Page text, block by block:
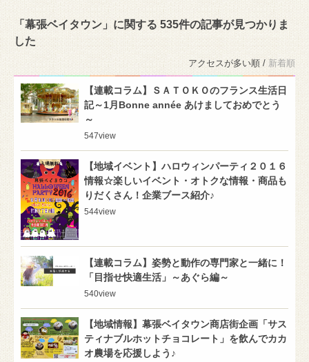
「幕張ベイタウン」に関する 535件の記事が見つかりま
した
アクセスが多い順 / 新着順
【連載コラム】ＳＡＴＯＫＯのフランス生活日
記～1月Bonne année あけましておめでとう
～
547view
【地域イベント】ハロウィンパーティ２０１６
情報☆楽しいイベント・オトクな情報・商品も
りだくさん！企業ブース紹介♪
544view
【連載コラム】姿勢と動作の専門家と一緒に！
「目指せ快適生活」～あぐら編～
540view
【地域情報】幕張ベイタウン商店街企画「サス
ティナブルホットチョコレート」を飲んでカカ
オ農場を応援しよう♪